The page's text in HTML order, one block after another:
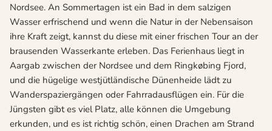
Nordsee. An Sommertagen ist ein Bad in dem salzigen
Wasser erfrischend und wenn die Natur in der Nebensaison
ihre Kraft zeigt, kannst du diese mit einer frischen Tour an der
brausenden Wasserkante erleben. Das Ferienhaus liegt in
Aargab zwischen der Nordsee und dem Ringkøbing Fjord,
und die hügelige westjütländische Dünenheide lädt zu
Wanderspaziergängen oder Fahrradausflügen ein. Für die
Jüngsten gibt es viel Platz, alle können die Umgebung
erkunden, und es ist richtig schön, einen Drachen am Strand